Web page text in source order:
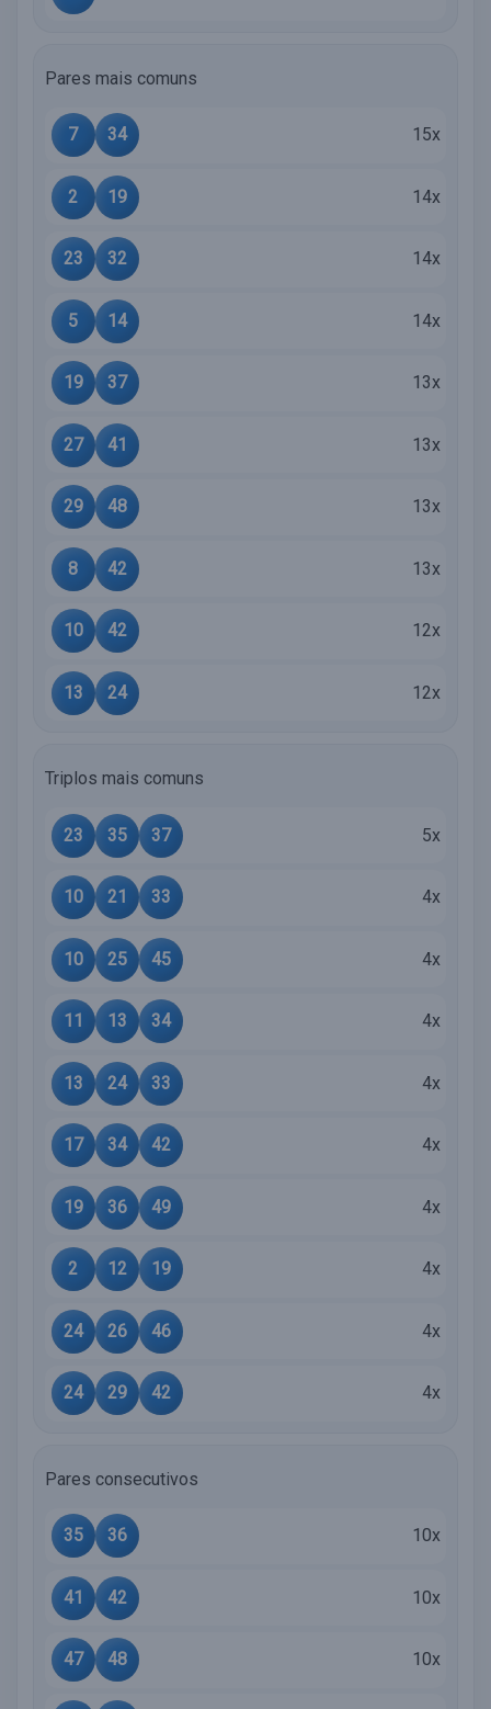
Pares mais comuns
7 34 15x
2 19 14x
23 32 14x
5 14 14x
19 37 13x
27 41 13x
29 48 13x
8 42 13x
10 42 12x
13 24 12x
Triplos mais comuns
23 35 37 5x
10 21 33 4x
10 25 45 4x
11 13 34 4x
13 24 33 4x
17 34 42 4x
19 36 49 4x
2 12 19 4x
24 26 46 4x
24 29 42 4x
Pares consecutivos
35 36 10x
41 42 10x
47 48 10x